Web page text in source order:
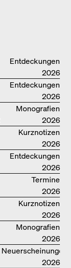
Entdeckungen
2026
Entdeckungen
2026
Monografien
2026
Kurznotizen
2026
Entdeckungen
2026
Termine
2026
Kurznotizen
2026
Monografien
2026
Neuerscheinungen
2026